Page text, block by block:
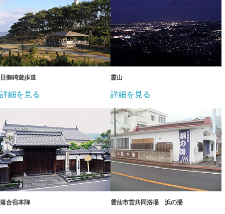
日御碕遊歩道
詳細を見る
霊山
詳細を見る
落合宿本陣 雲仙市営共同浴場 浜の湯